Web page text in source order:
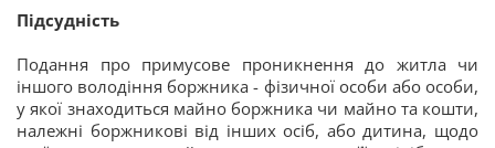
Підсудність
Подання про примусове проникнення до житла чи
іншого володіння боржника - фізичної особи або особи,
у якої знаходиться майно боржника чи майно та кошти,
належні боржникові від інших осіб, або дитина, щодо